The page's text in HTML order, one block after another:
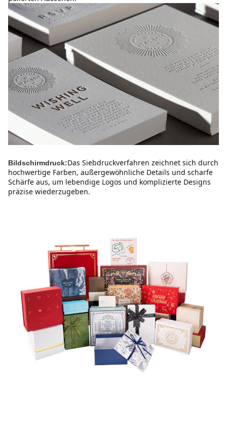
Bildschirmdruck:Das Siebdruckverfahren zeichnet sich durch
hochwertige Farben, außergewöhnliche Details und scharfe
Schärfe aus, um lebendige Logos und komplizierte Designs
präzise wiederzugeben.